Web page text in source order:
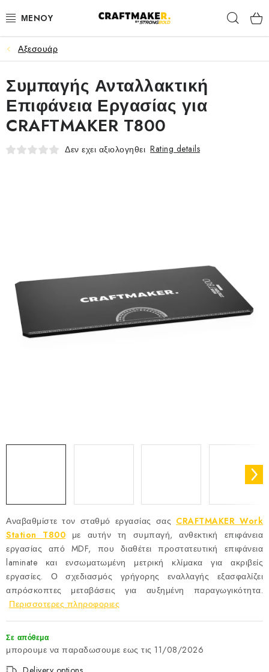
to
ΠΑΓΚΟΙ ΕΡΓΟΤΑΞΙΟΥ
ΚΑΒΑΛΕΤΑ ΚΟΠΗΣ
ΚΥΛΙΟΜΕΝΕΣ ΒΑΣΕΙΣ ΣΤΗΡΙΞΗΣ
ΟΡΓΑΝΩΣΗ ΤΟΥ ΧΩΡΟΥ ΕΡΓΑΣΙΑΣ
Αξεσουάρ
Αναβαθμίστε τον σταθμό εργασίας σας CRAFTMAKER Work
Station T800 με αυτήν τη συμπαγή, ανθεκτική επιφάνεια
εργασίας από MDF, που διαθέτει προστατευτική επιφάνεια
laminate και ενσωματωμένη μετρική κλίμακα για ακριβείς
εργασίες. Ο σχεδιασμός γρήγορης εναλλαγής εξασφαλίζει
απρόσκοπτες μεταβάσεις για αυξημένη παραγωγικότητα.
Περισσοτερες πληροφοριες
Σε απόθεμα
11/08/2026
Συμπαγής Ανταλλακτική
Επιφάνεια Εργασίας για
CRAFTMAKER T800
Δεν εχει αξιολογηθει Rating details